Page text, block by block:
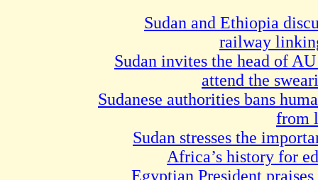
Sudan and Ethiopia
railway
Sudan invites the head of
attend the
Sudanese authorities bans
from
Sudan stresses the
Africa’s history for
Egyptian President